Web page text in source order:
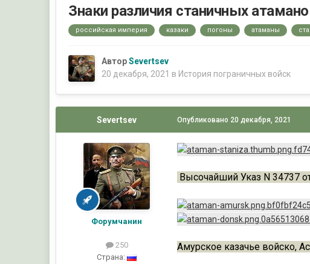
Знаки различия станичных
российская империя казаки погоны атаманы
АвторSevertsev
20 декабря, 2021 в История пограничных войск
Severtsev
Форумчанин
250
Страна:
Опубликовано 20 декабря, 2021
Высочайший Указ N 34737
Амурское казачье войско,